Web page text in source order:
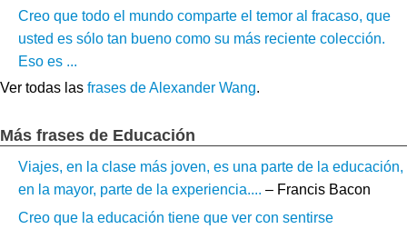
Creo que todo el mundo comparte el temor al fracaso, que
usted es sólo tan bueno como su más reciente colección.
Eso es ...
Ver todas las frases de Alexander Wang.
Más frases de Educación
Viajes, en la clase más joven, es una parte de la educación,
en la mayor, parte de la experiencia.... – Francis Bacon
Creo que la educación tiene que ver con sentirse